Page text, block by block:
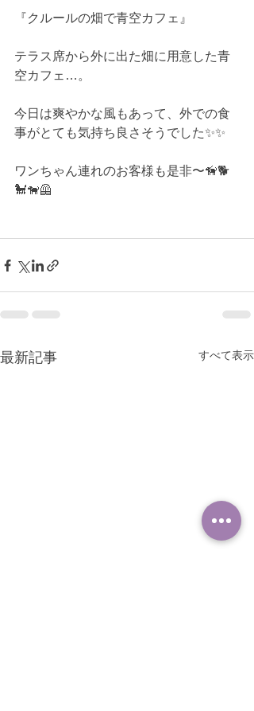
『クルールの畑で青空カフェ』
テラス席から外に出た畑に用意した青
空カフェ…。
今日は爽やかな風もあって、外での食
事がとても気持ち良さそうでした✨✨
ワンちゃん連れのお客様も是非〜🦮🐕
🐩🐕‍🦺
最新記事 すべて表示